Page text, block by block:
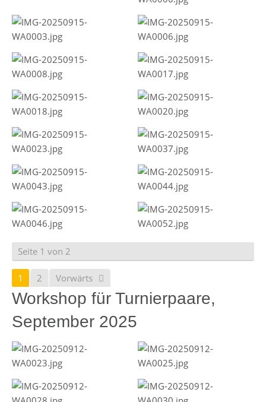
Seite 1 von 2
1 2 Vorwärts
Workshop für Turnierpaare,
September 2025